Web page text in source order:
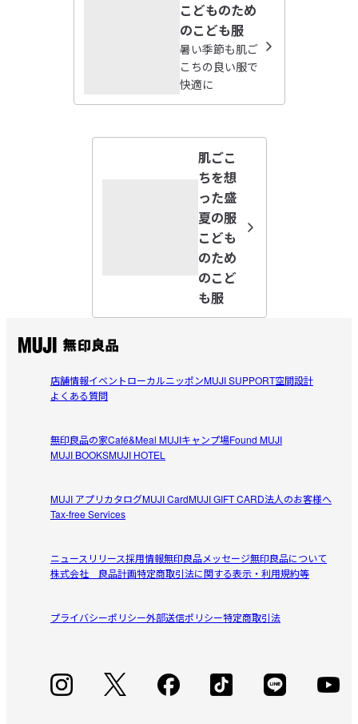
ハムスターの柄は珍しく、子供がとても気に入っていま
子ども用Tシャツは例年購入しています。
生地がしっかりしているので、汗をかき何度も洗濯しても
イラストもかわいく、子どももとても気に入って着ていま
雑な糸処理が残念…
でなんだかガタガタなかんじ。かわいいのに残念。布地は
参考になった（3人）
こどものため
のこども服
暑い季節も肌ご
こちの良い服で
快適に
肌ごこ
ちを想
った盛
夏の服
こども
のため
のこど
も服
店舗情報イベントローカルニッポンMUJI SUPPORT空間設計
よくある質問
無印良品の家Café&Meal MUJIキャンプ場Found MUJI
MUJI BOOKSMUJI HOTEL
MUJI アプリカタログMUJI CardMUJI GIFT CARD法人のお客様へ
Tax-free Services
ニュースリリース採用情報無印良品メッセージ無印良品について
株式会社 良品計画特定商取引法に関する表示・利用規約等
プライバシーポリシー外部送信ポリシー特定商取引法